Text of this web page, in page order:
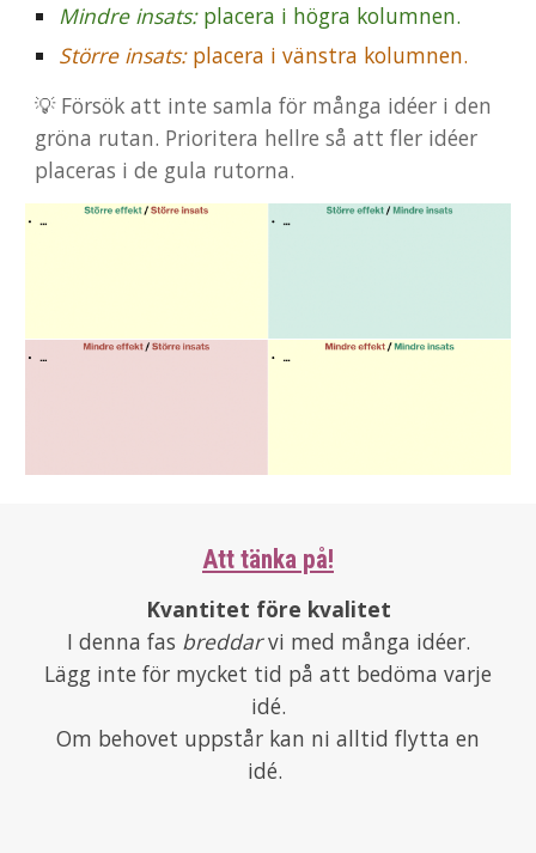
Mindre insats:placera i högra kolumnen.
Större insats:placera i vänstra kolumnen.
💡 Försök att inte samla för många idéer i den
gröna rutan. Prioritera hellre så att fler idéer
placeras i de gula rutorna.
Att tänka på!
Kvantitet före kvalitet
I denna fas breddarvi med många idéer.
Lägg inte för mycket tid på att bedöma varje
idé.
Om behovet uppstår kan ni alltid flytta en
idé.